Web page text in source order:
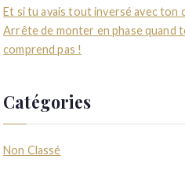
Et si tu avais tout inversé avec ton
Arrête de monter en phase quand
comprend pas !
Catégories
Non Classé